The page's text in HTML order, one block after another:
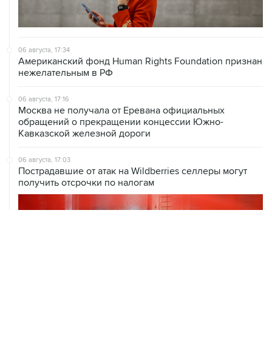
06 августа, 17:34
Американский фонд Human Rights Foundation признан
нежелательным в РФ
06 августа, 17:16
Москва не получала от Еревана официальных
обращений о прекращении концессии Южно-
Кавказской железной дороги
06 августа, 17:03
Пострадавшие от атак на Wildberries селлеры могут
получить отсрочки по налогам